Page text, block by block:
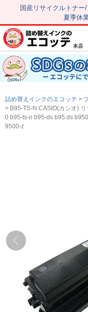
国産リサイクルトナ
夏季休
新規会員登録
トップページ
注文履歴
はじめての方へ
詰め替えインク
互換インクボトル
互換インクカートリ
再生インクカートリ
記事を探す
本店
詰め替えインクのエコッテ
B95-TS-N CASIO(カシオ)
0 b95-ts-n b95-ds b95 ds
9500-z